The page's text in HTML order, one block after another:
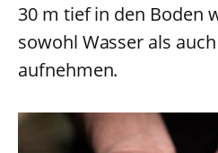
30 m tief in den Boden
sowohl Wasser als
aufnehmen.